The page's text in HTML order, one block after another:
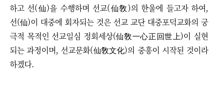
하고 선(仙)을 수행하며 선교(仙敎)의 한울에 들고자 하여,
선(仙)이 대중에 회자되는 것은 선교 교단 대중포덕교화의 궁
극적 목적인 선교일심 정회세상(仙敎一心正回世上)이 실현
되는 과정이며, 선교문화(仙敎文化)의 중흥이 시작된 것이라
하겠다.